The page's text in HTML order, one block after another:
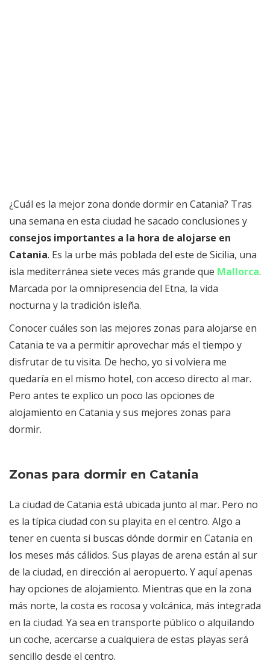
¿Cuál es la mejor zona donde dormir en Catania? Tras
una semana en esta ciudad he sacado conclusiones y
consejos importantes a la hora de alojarse en
Catania. Es la urbe más poblada del este de Sicilia, una
isla mediterránea siete veces más grande que Mallorca.
Marcada por la omnipresencia del Etna, la vida
nocturna y la tradición isleña.
Conocer cuáles son las mejores zonas para alojarse en
Catania te va a permitir aprovechar más el tiempo y
disfrutar de tu visita. De hecho, yo si volviera me
quedaría en el mismo hotel, con acceso directo al mar.
Pero antes te explico un poco las opciones de
alojamiento en Catania y sus mejores zonas para
dormir.
Zonas para dormir en Catania
La ciudad de Catania está ubicada junto al mar. Pero no
es la típica ciudad con su playita en el centro. Algo a
tener en cuenta si buscas dónde dormir en Catania en
los meses más cálidos. Sus playas de arena están al sur
de la ciudad, en dirección al aeropuerto. Y aquí apenas
hay opciones de alojamiento. Mientras que en la zona
más norte, la costa es rocosa y volcánica, más integrada
en la ciudad. Ya sea en transporte público o alquilando
un coche, acercarse a cualquiera de estas playas será
sencillo desde el centro.